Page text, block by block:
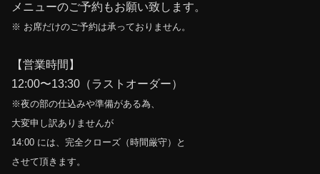
メニューのご予約もお願い致します。
※ お席だけのご予約は承っておりません。
【営業時間】
12:00〜13:30（ラストオーダー）
※夜の部の仕込みや準備がある為、
大変申し訳ありませんが
14:00 には、完全クローズ（時間厳守）と
させて頂きます。